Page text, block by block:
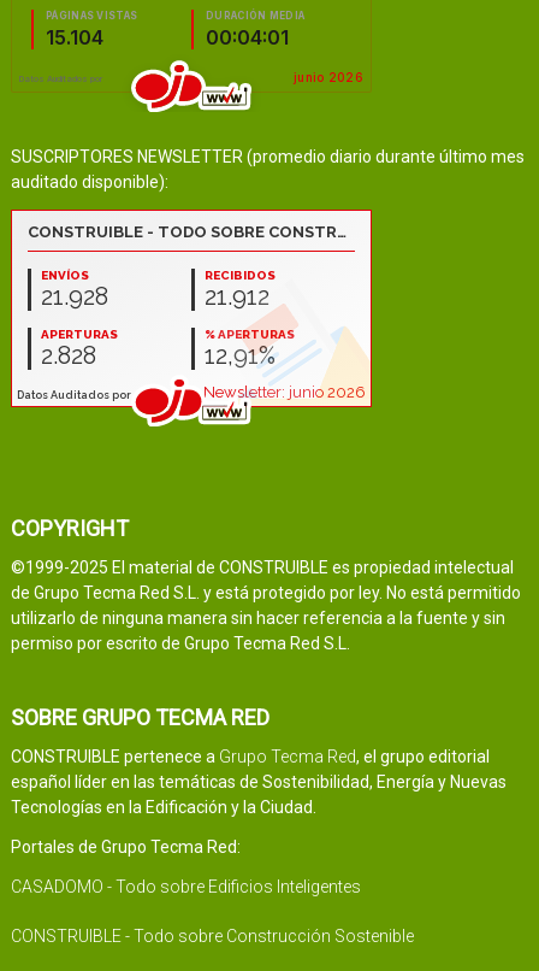
SUSCRIPTORES NEWSLETTER (promedio diario durante último mes
auditado disponible):
COPYRIGHT
©1999-2025 El material de CONSTRUIBLE es propiedad intelectual
de Grupo Tecma Red S.L. y está protegido por ley. No está permitido
utilizarlo de ninguna manera sin hacer referencia a la fuente y sin
permiso por escrito de Grupo Tecma Red S.L.
SOBRE GRUPO TECMA RED
CONSTRUIBLE pertenece a Grupo Tecma Red, el grupo editorial
español líder en las temáticas de Sostenibilidad, Energía y Nuevas
Tecnologías en la Edificación y la Ciudad.
Portales de Grupo Tecma Red:
CASADOMO - Todo sobre Edificios Inteligentes
CONSTRUIBLE - Todo sobre Construcción Sostenible